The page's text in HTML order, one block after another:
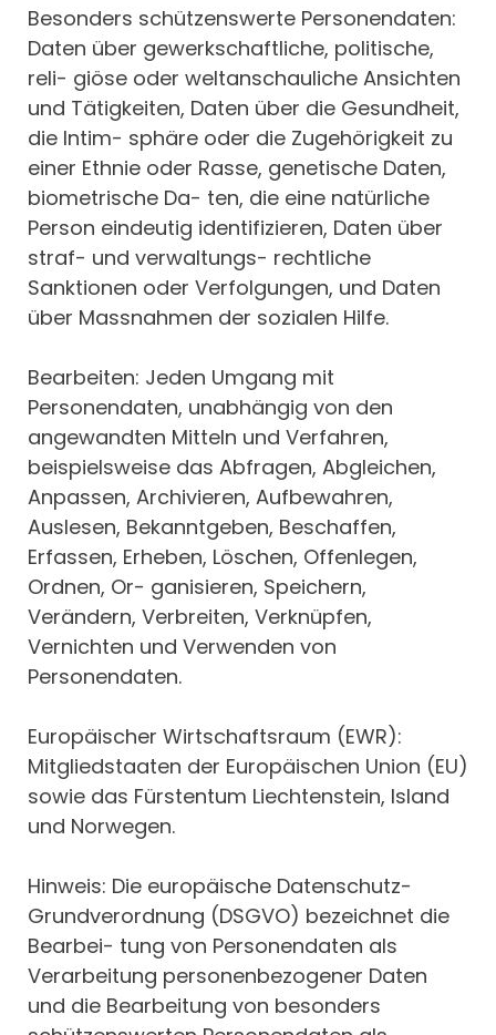
Besonders schützenswerte Personendaten:
Daten über gewerkschaftliche, politische,
reli- giöse oder weltanschauliche Ansichten
und Tätigkeiten, Daten über die Gesundheit,
die Intim- sphäre oder die Zugehörigkeit zu
einer Ethnie oder Rasse, genetische Daten,
biometrische Da- ten, die eine natürliche
Person eindeutig identifizieren, Daten über
straf- und verwaltungs- rechtliche
Sanktionen oder Verfolgungen, und Daten
über Massnahmen der sozialen Hilfe.
Bearbeiten: Jeden Umgang mit
Personendaten, unabhängig von den
angewandten Mitteln und Verfahren,
beispielsweise das Abfragen, Abgleichen,
Anpassen, Archivieren, Aufbewahren,
Auslesen, Bekanntgeben, Beschaffen,
Erfassen, Erheben, Löschen, Offenlegen,
Ordnen, Or- ganisieren, Speichern,
Verändern, Verbreiten, Verknüpfen,
Vernichten und Verwenden von
Personendaten.
Europäischer Wirtschaftsraum (EWR):
Mitgliedstaaten der Europäischen Union (EU)
sowie das Fürstentum Liechtenstein, Island
und Norwegen.
Hinweis: Die europäische Datenschutz-
Grundverordnung (DSGVO) bezeichnet die
Bearbei- tung von Personendaten als
Verarbeitung personenbezogener Daten
und die Bearbeitung von besonders